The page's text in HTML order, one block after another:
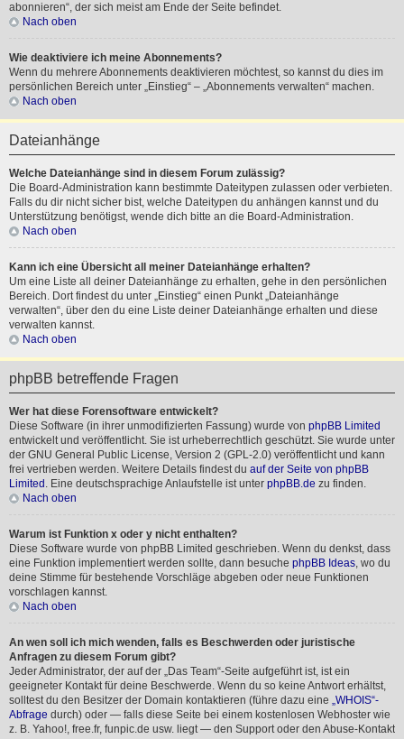
abonnieren“, der sich meist am Ende der Seite befindet.
Nach oben
Wie deaktiviere ich meine Abonnements?
Wenn du mehrere Abonnements deaktivieren möchtest, so kannst du dies im
persönlichen Bereich unter „Einstieg“ – „Abonnements verwalten“ machen.
Nach oben
Dateianhänge
Welche Dateianhänge sind in diesem Forum zulässig?
Die Board-Administration kann bestimmte Dateitypen zulassen oder verbieten.
Falls du dir nicht sicher bist, welche Dateitypen du anhängen kannst und du
Unterstützung benötigst, wende dich bitte an die Board-Administration.
Nach oben
Kann ich eine Übersicht all meiner Dateianhänge erhalten?
Um eine Liste all deiner Dateianhänge zu erhalten, gehe in den persönlichen
Bereich. Dort findest du unter „Einstieg“ einen Punkt „Dateianhänge
verwalten“, über den du eine Liste deiner Dateianhänge erhalten und diese
verwalten kannst.
Nach oben
phpBB betreffende Fragen
Wer hat diese Forensoftware entwickelt?
Diese Software (in ihrer unmodifizierten Fassung) wurde von phpBB Limited
entwickelt und veröffentlicht. Sie ist urheberrechtlich geschützt. Sie wurde unter
der GNU General Public License, Version 2 (GPL-2.0) veröffentlicht und kann
frei vertrieben werden. Weitere Details findest du auf der Seite von phpBB
Limited . Eine deutschsprachige Anlaufstelle ist unter phpBB.de zu finden.
Nach oben
Warum ist Funktion x oder y nicht enthalten?
Diese Software wurde von phpBB Limited geschrieben. Wenn du denkst, dass
eine Funktion implementiert werden sollte, dann besuche phpBB Ideas, wo du
deine Stimme für bestehende Vorschläge abgeben oder neue Funktionen
vorschlagen kannst.
Nach oben
An wen soll ich mich wenden, falls es Beschwerden oder juristische
Anfragen zu diesem Forum gibt?
Jeder Administrator, der auf der „Das Team“-Seite aufgeführt ist, ist ein
geeigneter Kontakt für deine Beschwerde. Wenn du so keine Antwort erhältst,
solltest du den Besitzer der Domain kontaktieren (führe dazu eine „WHOIS“-
Abfrage durch) oder — falls diese Seite bei einem kostenlosen Webhoster wie
z. B. Yahoo!, free.fr, funpic.de usw. liegt — den Support oder den Abuse-Kontakt